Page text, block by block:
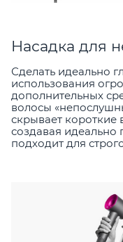
Насадка для
Сделать идеально
использования
дополнительных
волосы
скрывает
создавая идеально
подходит для